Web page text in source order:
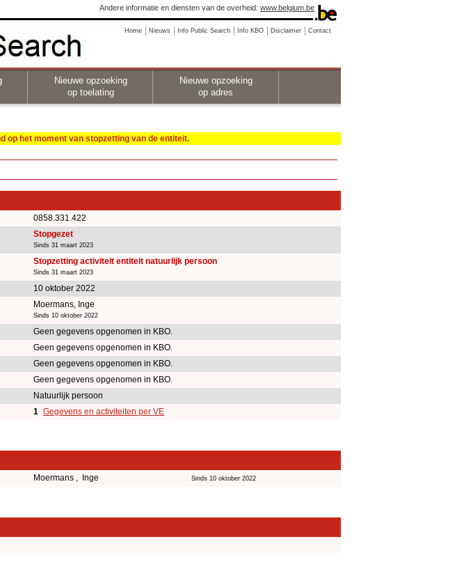
Andere informatie en diensten van de overheid: www.belgium.be
Home Nieuws Info Public Search Info KBO Disclaimer Contact
Nieuwe opzoeking
op toelating
Nieuwe opzoeking
op adres
op het moment van stopzetting van de entiteit.
0858.331.422
Stopgezet
Sinds 31 maart 2023
Stopzetting activiteit entiteit natuurlijk persoon
Sinds 31 maart 2023
10 oktober 2022
Moermans, Inge
Sinds 10 oktober 2022
Geen gegevens opgenomen in KBO.
Geen gegevens opgenomen in KBO.
Geen gegevens opgenomen in KBO.
Geen gegevens opgenomen in KBO.
Natuurlijk persoon
1 Gegevens en activiteiten per VE
Moermans , Inge Sinds 10 oktober 2022